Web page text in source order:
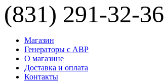
(831) 291-32-36
Магазин
Генераторы с АВР
О магазине
Доставка и оплата
Контакты